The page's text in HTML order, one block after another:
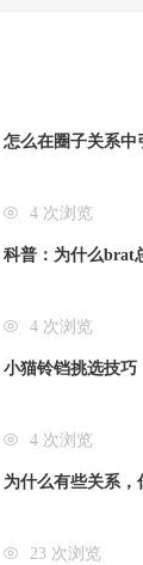
怎么在圈子关系中
4 次浏览
科普：为什么brat
4 次浏览
小猫铃铛挑选技巧
4 次浏览
为什么有些关系
23 次浏览